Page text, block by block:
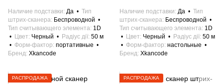
Наличие подставки Да
Тип
штрих-сканера Беспроводной
Тип считывающего элемента 1D
Цвет Черный Радіус дії 50 м
Форм-фактор портативные
Бренд Xkancode
Наличие подставки Да
Тип
штрих-сканера Беспроводной
Тип считывающего элемента 1D
Цвет Черный Радіус дії 50 м
Форм-фактор настольные
Бренд Xkancode
РАСПРОДАЖА РАСПРОДАЖА